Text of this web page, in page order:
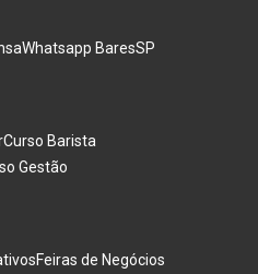
Whatsapp BaresSP
Curso Barista
Gestão
Feiras de Negócios